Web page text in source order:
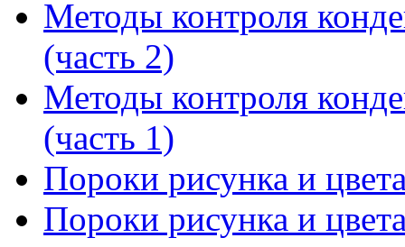
Методы контроля
(часть 2)
Методы контроля
(часть 1)
Пороки рисунка и
Пороки рисунка и